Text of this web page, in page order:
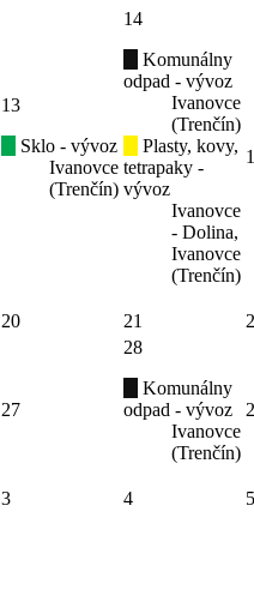
13
Sklo - vývoz
Ivanovce
(Trenčín)
14
Komunálny
odpad - vývoz
Ivanovce
(Trenčín)
Plasty, kovy,
tetrapaky -
vývoz
Ivanovce
- Dolina,
Ivanovce
(Trenčín)
20 21
27
28
Komunálny
odpad - vývoz
Ivanovce
(Trenčín)
3 4
5